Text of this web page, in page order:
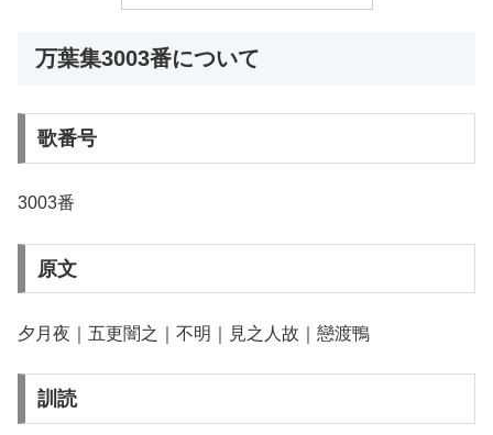
万葉集3003番について
歌番号
3003番
原文
夕月夜｜五更闇之｜不明｜見之人故｜戀渡鴨
訓読